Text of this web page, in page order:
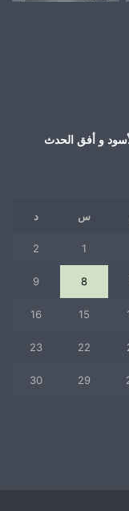
و أفق الحدث
س د
1
2
8
9
15
16
22
23
29
30